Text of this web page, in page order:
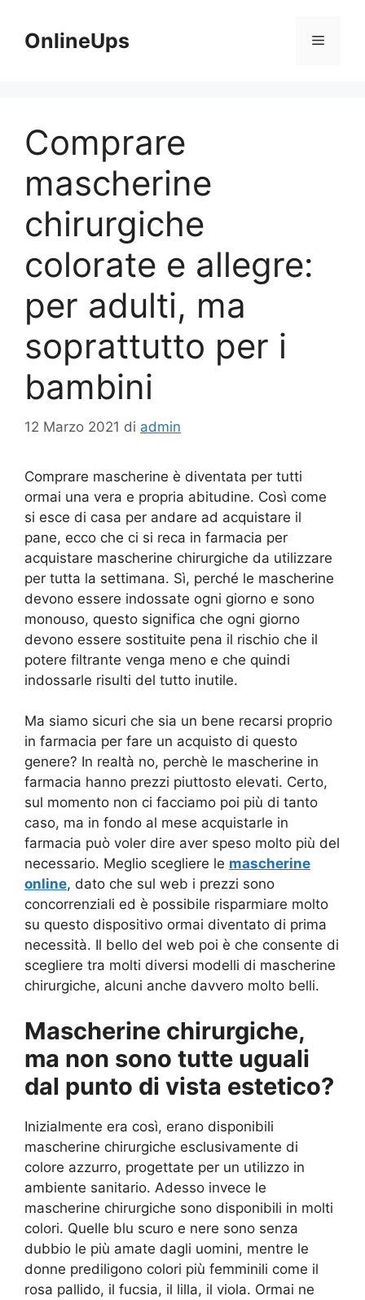
contenuto
OnlineUps Menu
Comprare
mascherine
chirurgiche
colorate e allegre:
per adulti, ma
soprattutto per i
bambini
12 Marzo 2021 di admin
Comprare mascherine è diventata per tutti
ormai una vera e propria abitudine. Così come
si esce di casa per andare ad acquistare il
pane, ecco che ci si reca in farmacia per
acquistare mascherine chirurgiche da utilizzare
per tutta la settimana. Sì, perché le mascherine
devono essere indossate ogni giorno e sono
monouso, questo significa che ogni giorno
devono essere sostituite pena il rischio che il
potere filtrante venga meno e che quindi
indossarle risulti del tutto inutile.
Ma siamo sicuri che sia un bene recarsi proprio
in farmacia per fare un acquisto di questo
genere? In realtà no, perchè le mascherine in
farmacia hanno prezzi piuttosto elevati. Certo,
sul momento non ci facciamo poi più di tanto
caso, ma in fondo al mese acquistarle in
farmacia può voler dire aver speso molto più del
necessario. Meglio scegliere le mascherine
online, dato che sul web i prezzi sono
concorrenziali ed è possibile risparmiare molto
su questo dispositivo ormai diventato di prima
necessità. Il bello del web poi è che consente di
scegliere tra molti diversi modelli di mascherine
chirurgiche, alcuni anche davvero molto belli.
Mascherine chirurgiche,
ma non sono tutte uguali
dal punto di vista estetico?
Inizialmente era così, erano disponibili
mascherine chirurgiche esclusivamente di
colore azzurro, progettate per un utilizzo in
ambiente sanitario. Adesso invece le
mascherine chirurgiche sono disponibili in molti
colori. Quelle blu scuro e nere sono senza
dubbio le più amate dagli uomini, mentre le
donne prediligono colori più femminili come il
rosa pallido, il fucsia, il lilla, il viola. Ormai ne